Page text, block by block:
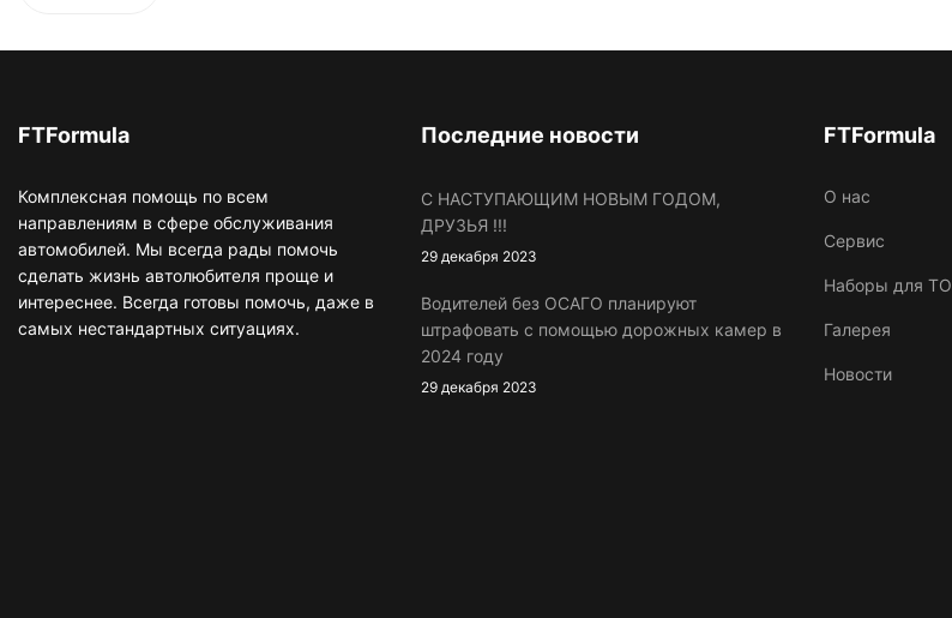
FTFormula
Комплексная помощь по всем
направлениям в сфере обслуживания
автомобилей. Мы всегда рады помочь
сделать жизнь автолюбителя проще и
интереснее. Всегда готовы помочь, даже в
самых нестандартных ситуациях.
Последние новости
С НАСТУПАЮЩИМ НОВЫМ ГОДОМ,
ДРУЗЬЯ !!!
29 декабря 2023
Водителей без ОСАГО планируют
штрафовать с помощью дорожных камер в
2024 году
29 декабря 2023
FTFormula
O нас
Сервис
Наборы для ТО
Галерея
Новости